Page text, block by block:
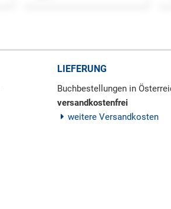
LIEFERUNG
Buchbestellungen in
versandkostenfrei
weitere Versandkosten